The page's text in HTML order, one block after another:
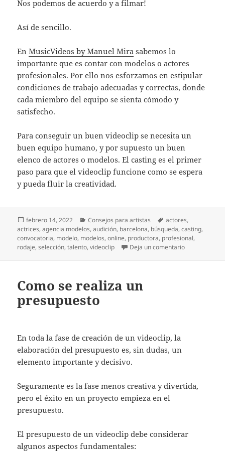
Nos podemos de acuerdo y a filmar!
Así de sencillo.
EnMusicVideos by Manuel Mira sabemos lo
importante que es contar con modelos o actores
profesionales. Por ello nos esforzamos en estipular
condiciones de trabajo adecuadas y correctas, donde
cada miembro del equipo se sienta cómodo y
satisfecho.
Para conseguir un buen videoclip se necesita un
buen equipo humano, y por supuesto un buen
elenco de actores o modelos. El casting es el primer
paso para que el videoclip funcione como se espera
y pueda fluir la creatividad.
Publicado
el
febrero 14, 2022 Categorías
Consejos para artistas Etiquetas
actores,
actrices,agencia modelos,audición, barcelona, búsqueda,casting,
convocatoria, modelo, modelos,online, productora, profesional,
rodaje,selección,talento,videoclip Deja un comentarioen CASTINGS
Como se realiza un
presupuesto
En toda la fase de creación de un videoclip, la
elaboración del presupuesto es, sin dudas, un
elemento importante y decisivo.
Seguramente es la fase menos creativa y divertida,
pero el éxito en un proyecto empieza en el
presupuesto.
El presupuesto de un videoclip debe considerar
algunos aspectos fundamentales: